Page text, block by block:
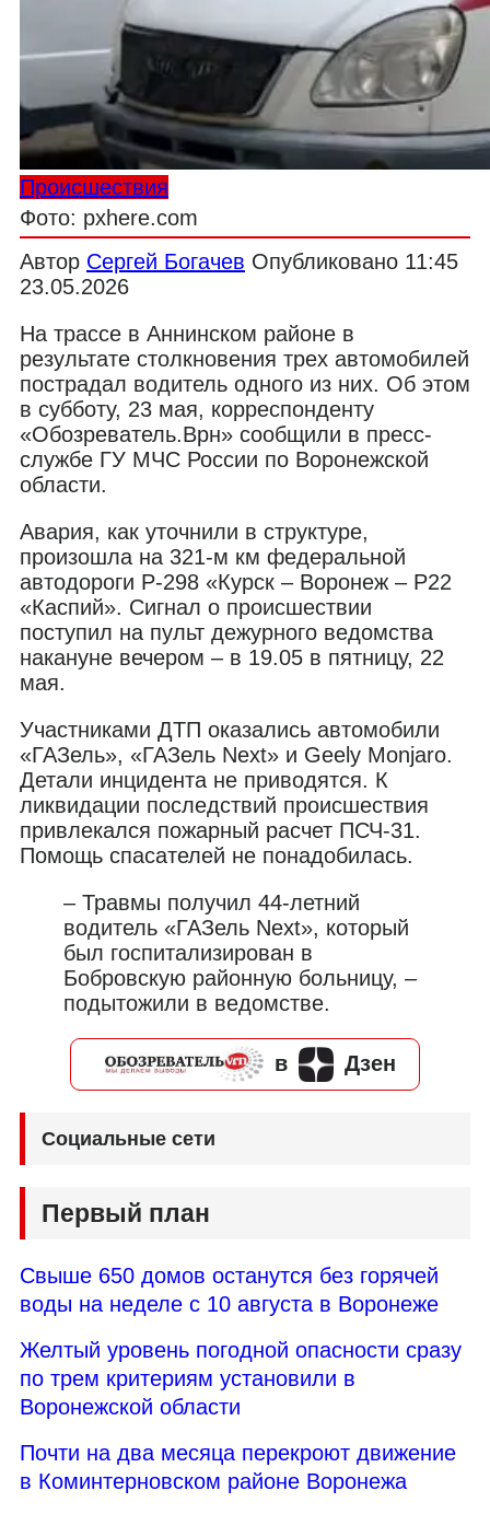
Происшествия
Фото: pxhere.com
Автор Сергей Богачев Опубликовано 11:45
23.05.2026
На трассе в Аннинском районе в
результате столкновения трех автомобилей
пострадал водитель одного из них. Об этом
в субботу, 23 мая, корреспонденту
«Обозреватель.Врн» сообщили в пресс-
службе ГУ МЧС России по Воронежской
области.
Авария, как уточнили в структуре,
произошла на 321-м км федеральной
автодороги Р-298 «Курск – Воронеж – Р22
«Каспий». Сигнал о происшествии
поступил на пульт дежурного ведомства
накануне вечером – в 19.05 в пятницу, 22
мая.
Участниками ДТП оказались автомобили
«ГАЗель», «ГАЗель Next» и Geely Monjaro.
Детали инцидента не приводятся. К
ликвидации последствий происшествия
привлекался пожарный расчет ПСЧ-31.
Помощь спасателей не понадобилась.
– Травмы получил 44-летний
водитель «ГАЗель Next», который
был госпитализирован в
Бобровскую районную больницу, –
подытожили в ведомстве.
в Дзен
Социальные сети
Первый план
Свыше 650 домов останутся без горячей
воды на неделе с 10 августа в Воронеже
Желтый уровень погодной опасности сразу
по трем критериям установили в
Воронежской области
Почти на два месяца перекроют движение
в Коминтерновском районе Воронежа